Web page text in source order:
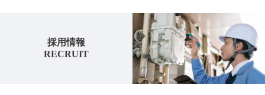
採用情報
RECRUIT